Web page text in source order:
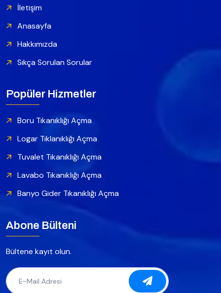
İletişim
Anasayfa
Hakkımızda
Sıkça Sorulan Sorular
Popüler Hizmetler
Boru Tıkanıklığı Açma
Logar Tıklanıklığı Açma
Tuvalet Tıkanıklığı Açma
Lavabo Tıkanıklığı Açma
Banyo Gider Tıkanıklığı Açma
Abone Bülteni
Bültene kayıt olun.